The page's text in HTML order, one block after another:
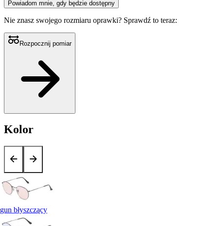
Powiadom mnie, gdy będzie dostępny
Nie znasz swojego rozmiaru oprawki? Sprawdź to teraz:
Rozpocznij pomiar
Kolor
gun błyszczący